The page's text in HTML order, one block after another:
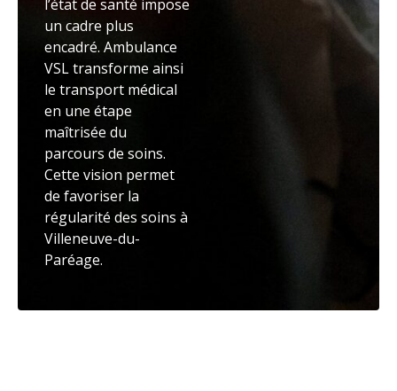
l’état de santé impose
un cadre plus
encadré. Ambulance
VSL transforme ainsi
le transport médical
en une étape
maîtrisée du
parcours de soins.
Cette vision permet
de favoriser la
régularité des soins à
Villeneuve-du-
Paréage.